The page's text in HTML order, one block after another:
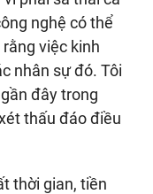
nghệ có thể
việc kinh
nhân sự đó. Tôi
đây trong
thấu đáo điều
thời gian, tiền